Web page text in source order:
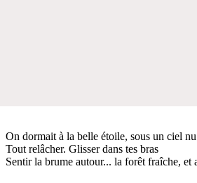
On dormait à la belle étoile, sous un ciel nu
Tout relâcher. Glisser dans tes bras
Sentir la brume autour... la forêt fraîche, et